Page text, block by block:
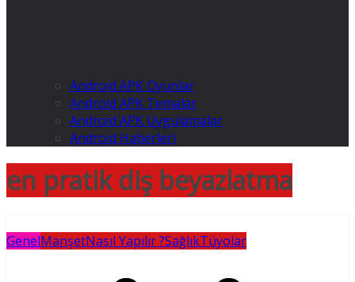
Android APK Oyunlar
Android APK Temalar
Android APK Uygulamalar
Android Haberleri
en pratik diş beyazlatma
GenelManşetNasıl Yapılır ?SağlıkTüyolar